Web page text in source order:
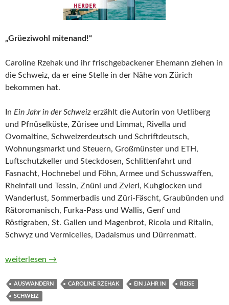
„Grüeziwohl mitenand!“
Caroline Rzehak und ihr frischgebackener Ehemann ziehen in
die Schweiz, da er eine Stelle in der Nähe von Zürich
bekommen hat.
In Ein Jahr in der Schweiz erzählt die Autorin von Uetliberg
und Pfnüselküste, Zürisee und Limmat, Rivella und
Ovomaltine, Schweizerdeutsch und Schriftdeutsch,
Wohnungsmarkt und Steuern, Großmünster und ETH,
Luftschutzkeller und Steckdosen, Schlittenfahrt und
Fasnacht, Hochnebel und Föhn, Armee und Schusswaffen,
Rheinfall und Tessin, Znüni und Zvieri, Kuhglocken und
Wanderlust, Sommerbadis und Züri-Fäscht, Graubünden und
Rätoromanisch, Furka-Pass und Wallis, Genf und
Röstigraben, St. Gallen und Magenbrot, Ricola und Ritalin,
Schwyz und Vermicelles, Dadaismus und Dürrenmatt.
Ein Jahr in der Schweiz von Caroline Rzehak
weiterlesen →
AUSWANDERN CAROLINE RZEHAK EIN JAHR IN REISE
SCHWEIZ